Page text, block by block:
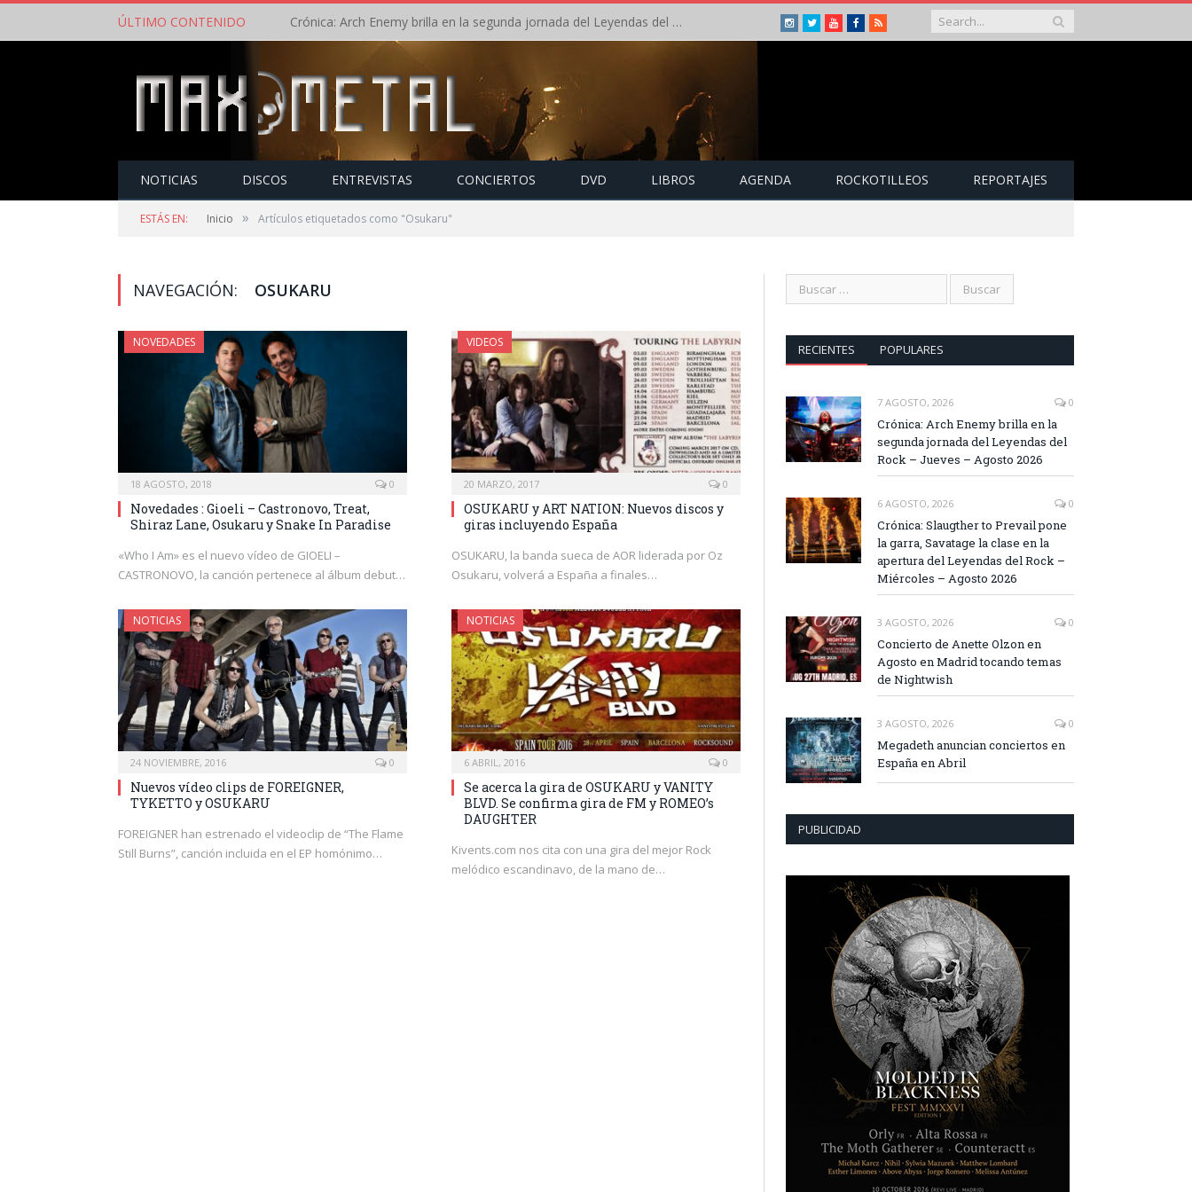
ÚLTIMO CONTENIDO Crónica: Arch Enemy brilla en la segunda jornada del Leyendas del Rock – Jueves – Agosto 2026 Instagram
TwitterYoutubeFacebook
RSS
NOTICIAS DISCOS ENTREVISTAS CONCIERTOS DVD LIBROS AGENDA ROCKOTILLEOS REPORTAJES
ESTÁS EN: Inicio » Artículos etiquetados como "Osukaru"
NAVEGACIÓN: OSUKARU
NOVEDADES
18 AGOSTO, 2018 0
Novedades : Gioeli – Castronovo, Treat,
Shiraz Lane, Osukaru y Snake In Paradise
«Who I Am» es el nuevo vídeo de GIOELI –
CASTRONOVO, la canción pertenece al álbum debut…
VIDEOS
20 MARZO, 2017 0
OSUKARU y ART NATION: Nuevos discos y
giras incluyendo España
OSUKARU, la banda sueca de AOR liderada por Oz
Osukaru, volverá a España a finales…
NOTICIAS
24 NOVIEMBRE, 2016 0
Nuevos vídeo clips de FOREIGNER,
TYKETTO y OSUKARU
FOREIGNER han estrenado el videoclip de “The Flame
Still Burns”, canción incluida en el EP homónimo…
NOTICIAS
6 ABRIL, 2016 0
Se acerca la gira de OSUKARU y VANITY
BLVD. Se confirma gira de FM y ROMEO’s
DAUGHTER
Kivents.com nos cita con una gira del mejor Rock
melódico escandinavo, de la mano de…
RECIENTES POPULARES
7 AGOSTO, 2026 0
Crónica: Arch Enemy brilla en la
segunda jornada del Leyendas del
Rock – Jueves – Agosto 2026
6 AGOSTO, 2026 0
Crónica: Slaugther to Prevail pone
la garra, Savatage la clase en la
apertura del Leyendas del Rock –
Miércoles – Agosto 2026
3 AGOSTO, 2026 0
Concierto de Anette Olzon en
Agosto en Madrid tocando temas
de Nightwish
3 AGOSTO, 2026 0
Megadeth anuncian conciertos en
España en Abril
PUBLICIDAD